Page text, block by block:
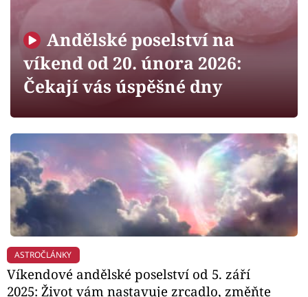
Sledujte prima+
Filmový festival Karlovy Vary
Mámy sobě
Přihlášení
Sledujte nás
Andělské poselství na
víkend od 20. února 2026:
Čekají vás úspěšné dny
ASTROČLÁNKY
Víkendové andělské poselství od 5. září
2025: Život vám nastavuje zrcadlo, změňte